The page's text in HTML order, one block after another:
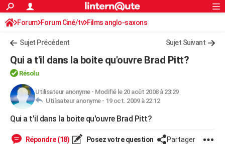
ACTUALITÉS
Politique
Société
Faits Divers
Education
Monde
Villes
+
Programme TV
TNTStreaming
Cinéma
Sorties cinéma
Musique
+FINANCE
Retraite
Impôts
Epargne
Immobilier
Risques naturels par ville
Banque
Assurance
Crédit
AUTO
Essais
Réserver un essai
Citadines
Berlines
SUV
Forum auto
BRICOLAGE
S'inscrire
Connexion
Forum Forum Ciné/tv Films anglo-saxons
Sujet Précédent Sujet Suivant
Qui a t'il dans la boite qu'ouvre Brad Pitt?
Résolu
Utilisateur anonyme- Modifié le 20 août 2008 à 23:29
Utilisateur anonyme - 19 oct. 2009 à 22:12
Qui a t'il dans la boite qu'ouvre Brad Pitt?
Répondre (18) Posez votre question Partager